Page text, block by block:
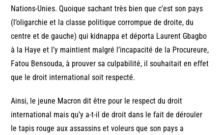
Nations-Unies. Quoique sachant très bien que c’est son pays
(l’oligarchie et la classe politique corrompue de droite, du
centre et de gauche) qui kidnappa et déporta Laurent Gbagbo
à la Haye et l’y maintient malgré l’incapacité de la Procureure,
Fatou Bensouda, à prouver sa culpabilité, il souhaitait en effet
que le droit international soit respecté.
Ainsi, le jeune Macron dit être pour le respect du droit
international mais qu’y a-t-il de droit dans le fait de dérouler
le tapis rouge aux assassins et voleurs que son pays a